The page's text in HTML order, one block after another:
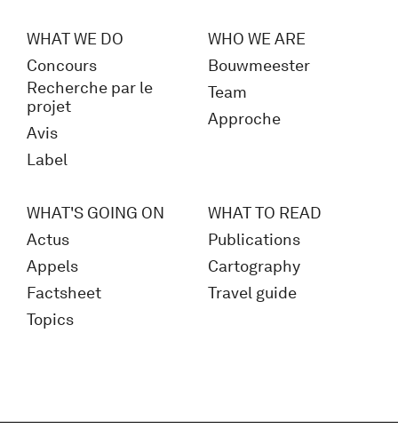
WHAT WE DO
Concours
Recherche par le
projet
Avis
Label
WHO WE ARE
Bouwmeester
Team
Approche
WHAT'S GOING ON
Actus
Appels
Factsheet
Topics
WHAT TO READ
Publications
Cartography
Travel guide